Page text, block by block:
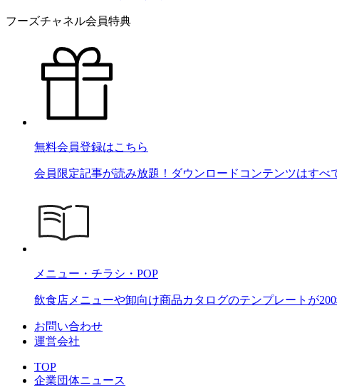
フーズチャネル会員特典
無料会員登録はこちら
会員限定記事が読み放題！ダウンロードコンテンツはすべ
メニュー・チラシ・POP
飲食店メニューや卸向け商品カタログのテンプレートが
お問い合わせ
運営会社
TOP
企業団体ニュース